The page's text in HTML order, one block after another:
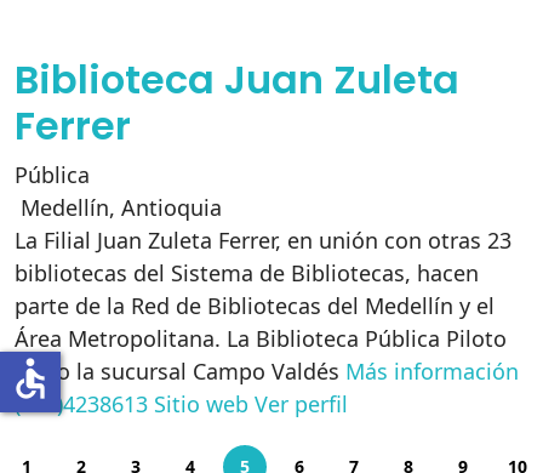
Biblioteca Juan Zuleta
Ferrer
Pública
Medellín, Antioquia
La Filial Juan Zuleta Ferrer, en unión con otras 23
bibliotecas del Sistema de Bibliotecas, hacen
parte de la Red de Bibliotecas del Medellín y el
Área Metropolitana. La Biblioteca Pública Piloto
inicio la sucursal Campo Valdés Más información
(604)4238613 Sitio web Ver perfil
1 2 3 4 5 6 7 8 9 10
accessible